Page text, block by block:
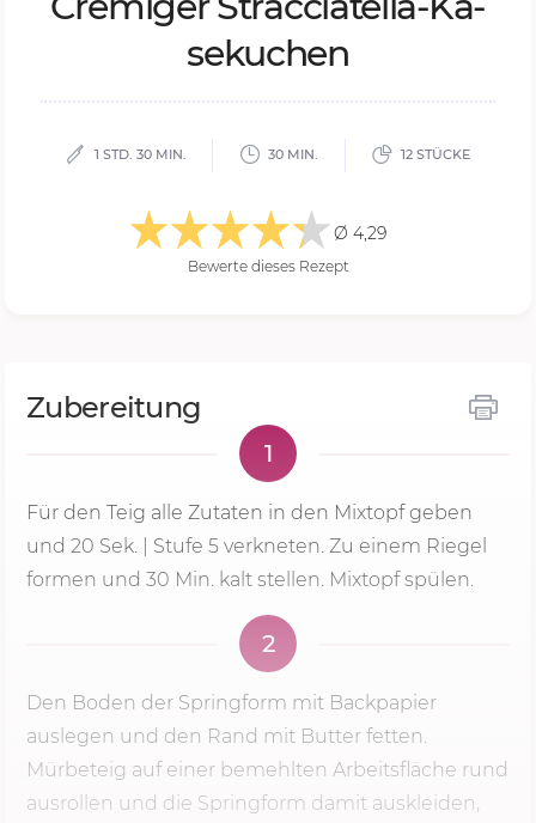
se­ku­chen
1 STD. 30 MIN. 30 MIN. 12 STÜCKE
Ø 4,29
Bewerte dieses Rezept
Zubereitung
1
Für den Teig alle Zutaten in den Mixtopf geben
und 20 Sek. Stufe 5 verkneten. Zu einem Riegel
formen und 30 Min. kalt stellen. Mixtopf spülen.
2
Den Boden der Springform mit Backpapier
auslegen und den Rand mit Butter fetten.
Mürbeteig auf einer bemehlten Arbeitsfläche rund
ausrollen und die Springform damit auskleiden,